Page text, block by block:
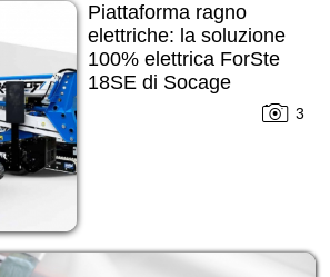
Piattaforma ragno
elettriche: la soluzione
100% elettrica ForSte
18SE di Socage
3